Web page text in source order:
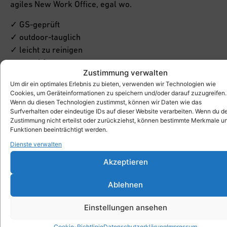
Zustimmung verwalten
Um dir ein optimales Erlebnis zu bieten, verwenden wir Technologien wie
Cookies, um Geräteinformationen zu speichern und/oder darauf zuzugreifen.
Wenn du diesen Technologien zustimmst, können wir Daten wie das
Surfverhalten oder eindeutige IDs auf dieser Website verarbeiten. Wenn du
Zustimmung nicht erteilst oder zurückziehst, können bestimmte Merkmale
Funktionen beeinträchtigt werden.
Dienste verwalten
Akzeptieren
Ablehnen
Einstellungen ansehen
agiles New Work Office, egal wo.
✓ GS-geprüft
✓ outdoor-tauglich
✓ leicht zu reinigen
✓ rutschfest
✓ schadstofffrei
Hersteller:
wp_westermann products
Karl Westermann GmbH & Co.KG
Albstraße 1
info@westermann-products.com